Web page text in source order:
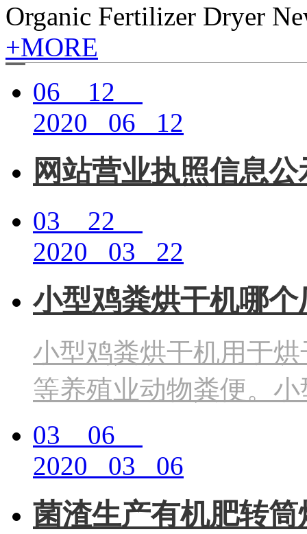
Organic Fertilizer Dryer
+MORE
06 12
2020 06 12
网站营业执照信息公
03 22
2020 03 22
小型鸡粪烘干机哪个
小型鸡粪烘干机用于
等养殖业动物粪便。
03 06
2020 03 06
菌渣生产有机肥转